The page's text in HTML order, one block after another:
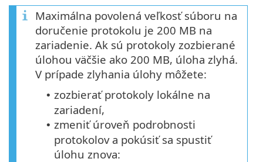
Maximálna povolená veľkosť súboru na
doručenie protokolu je 200 MB na
zariadenie. Ak sú protokoly zozbierané
úlohou väčšie ako 200 MB, úloha zlyhá.
V prípade zlyhania úlohy môžete:
• zozbierať protokoly lokálne na
zariadení,
• zmeniť úroveň podrobnosti
protokolov a pokúsiť sa spustiť
úlohu znova: